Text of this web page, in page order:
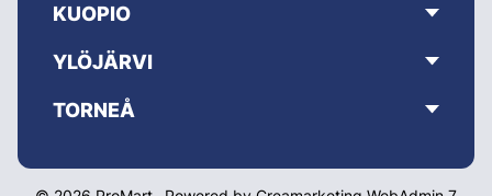
KUOPIO
YLÖJÄRVI
TORNEÅ